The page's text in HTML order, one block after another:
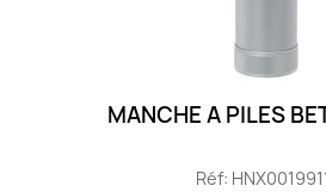
MANCHE A PILES
Réf: